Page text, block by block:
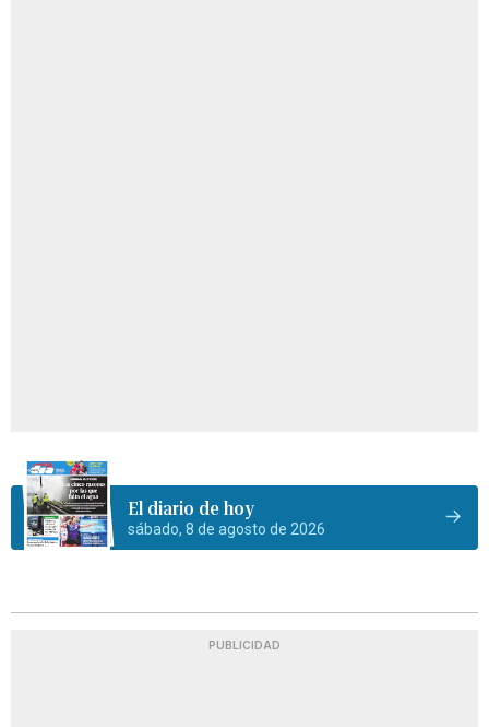
El diario de hoy
sábado, 8 de agosto de 2026
PUBLICIDAD